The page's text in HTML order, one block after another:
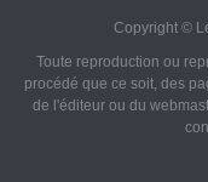
Copyright ©
Toute reproduction ou
procédé que ce soit, des
de l'éditeur ou du